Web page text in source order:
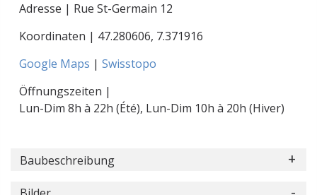
Adresse | Rue St-Germain 12
Koordinaten | 47.280606, 7.371916
Google Maps | Swisstopo
Öffnungszeiten |
Lun-Dim 8h à 22h (Été), Lun-Dim 10h à 20h (Hiver)
Baubeschreibung